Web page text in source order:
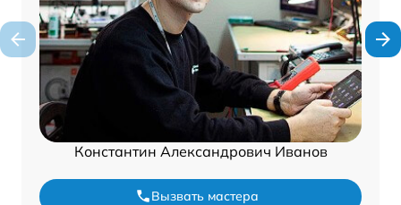
Константин Александрович Иванов
Вызвать мастера